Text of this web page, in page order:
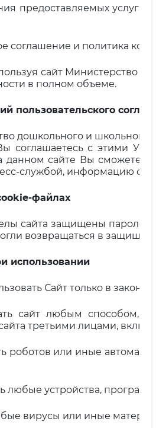
предоставляемых услуг
соглашение и политика
сайт Министерство
в полном объеме.
пользовательского
дошкольного и школьного
соглашаетесь с этими
данном сайте Вы сможете
службой, информацию о
файлах
сайта защищены
возвращаться в
использовании
Сайт только в
сайт любым способом,
третьими лицами,
роботов или иные
любые устройства,
вирусы или иные